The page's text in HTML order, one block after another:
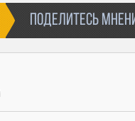
ПОДЕЛИТЕСЬ